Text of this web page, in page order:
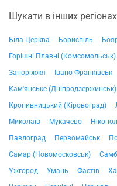
Шукати в інших регіонах
Біла Церква Бориспіль
Горішні Плавні (Комсомольськ)
Запоріжжя
Івано-Франківськ
Кам'янське (Дніпродзержинськ)
Кропивницький (Кіровоград)
Миколаїв
Мукачево
Павлоград
Первомайськ
Самар (Новомосковськ)
Ужгород
Умань Фастів